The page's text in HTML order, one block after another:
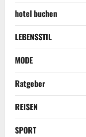
hotel buchen
LEBENSSTIL
MODE
Ratgeber
REISEN
SPORT